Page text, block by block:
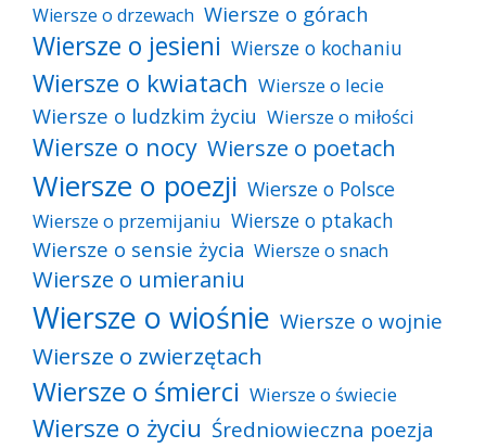
Wiersze o drzewach Wiersze o górach
Wiersze o jesieni Wiersze o kochaniu
Wiersze o kwiatach Wiersze o lecie
Wiersze o ludzkim życiu Wiersze o miłości
Wiersze o nocy Wiersze o poetach
Wiersze o poezji Wiersze o Polsce
Wiersze o przemijaniu Wiersze o ptakach
Wiersze o sensie życia Wiersze o snach
Wiersze o umieraniu
Wiersze o wiośnie Wiersze o wojnie
Wiersze o zwierzętach
Wiersze o śmierci Wiersze o świecie
Wiersze o życiu Średniowieczna poezja